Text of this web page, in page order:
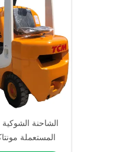
المستعملة